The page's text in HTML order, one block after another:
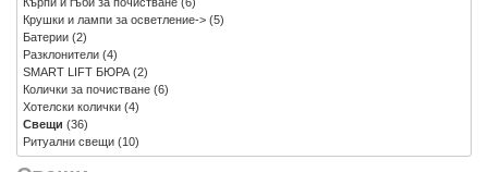
Кърпи и гъби за почистване (6)
Крушки и лампи за осветление-> (5)
Батерии (2)
Разклонители (4)
SMART LIFT БЮРА(2)
Колички за почистване (6)
Хотелски колички (4)
Свещи (36)
Ритуални свещи (10)